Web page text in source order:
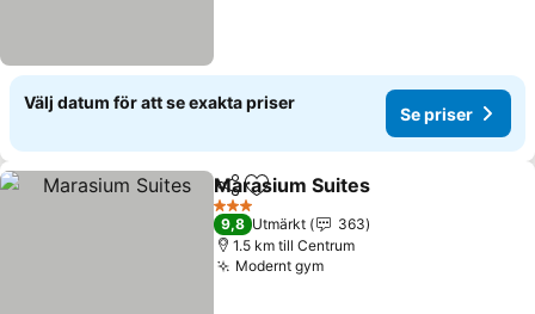
Välj datum för att se exakta priser
Se priser
Dela Lägg till i Mina Favoriter
Marasium Suites
3 Stjärnor
9,8 Utmärkt
363
1.5 km till Centrum
Modernt gym